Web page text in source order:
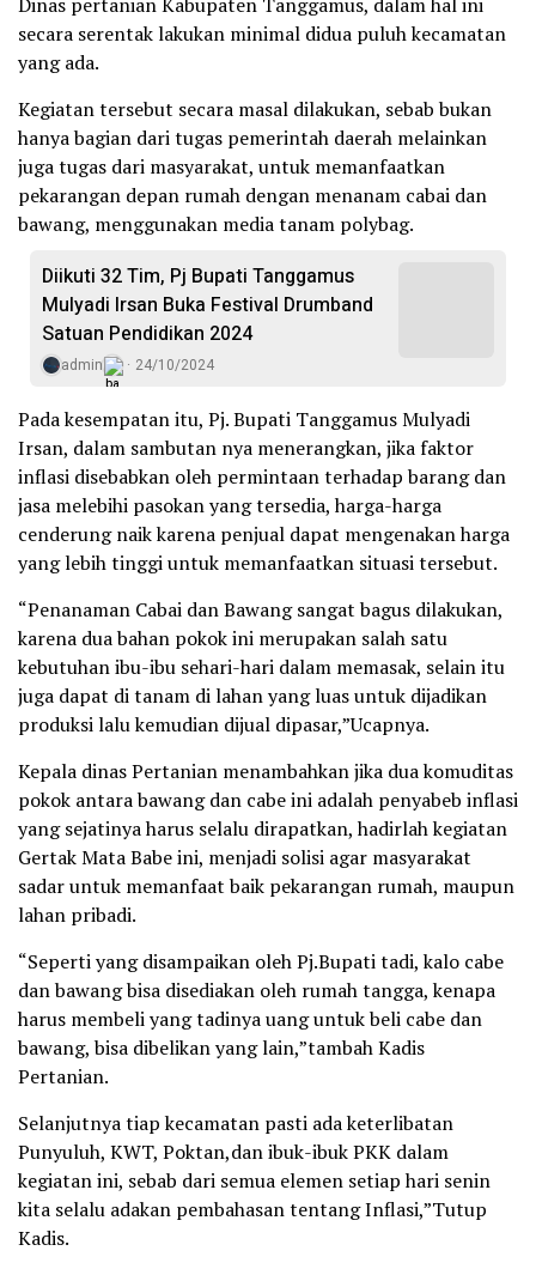
secara serentak lakukan minimal didua puluh kecamatan
yang ada.
Kegiatan tersebut secara masal dilakukan, sebab bukan
hanya bagian dari tugas pemerintah daerah melainkan
juga tugas dari masyarakat, untuk memanfaatkan
pekarangan depan rumah dengan menanam cabai dan
bawang, menggunakan media tanam polybag.
Diikuti 32 Tim, Pj Bupati Tanggamus
Mulyadi Irsan Buka Festival Drumband
Satuan Pendidikan 2024
admin 24/10/2024
Pada kesempatan itu, Pj. Bupati Tanggamus Mulyadi
Irsan, dalam sambutan nya menerangkan, jika faktor
inflasi disebabkan oleh permintaan terhadap barang dan
jasa melebihi pasokan yang tersedia, harga-harga
cenderung naik karena penjual dapat mengenakan harga
yang lebih tinggi untuk memanfaatkan situasi tersebut.
“Penanaman Cabai dan Bawang sangat bagus dilakukan,
karena dua bahan pokok ini merupakan salah satu
kebutuhan ibu-ibu sehari-hari dalam memasak, selain itu
juga dapat di tanam di lahan yang luas untuk dijadikan
produksi lalu kemudian dijual dipasar,”Ucapnya.
Kepala dinas Pertanian menambahkan jika dua komuditas
pokok antara bawang dan cabe ini adalah penyabeb inflasi
yang sejatinya harus selalu dirapatkan, hadirlah kegiatan
Gertak Mata Babe ini, menjadi solisi agar masyarakat
sadar untuk memanfaat baik pekarangan rumah, maupun
lahan pribadi.
“Seperti yang disampaikan oleh Pj.Bupati tadi, kalo cabe
dan bawang bisa disediakan oleh rumah tangga, kenapa
harus membeli yang tadinya uang untuk beli cabe dan
bawang, bisa dibelikan yang lain,”tambah Kadis
Pertanian.
Selanjutnya tiap kecamatan pasti ada keterlibatan
Punyuluh, KWT, Poktan,dan ibuk-ibuk PKK dalam
kegiatan ini, sebab dari semua elemen setiap hari senin
kita selalu adakan pembahasan tentang Inflasi,”Tutup
Kadis.